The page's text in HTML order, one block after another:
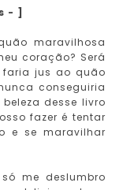
- ]
maravilhosa
coração? Será
faria jus ao quão
conseguiria
desse livro
fazer é tentar
e se maravilhar
me deslumbro